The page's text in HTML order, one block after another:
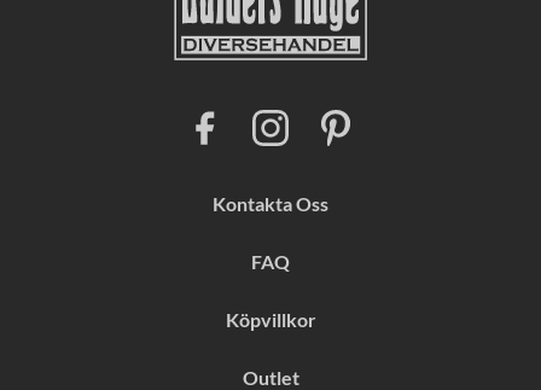
Kontakta Oss
FAQ
Köpvillkor
Outlet
b
o
I
n
g
a
m